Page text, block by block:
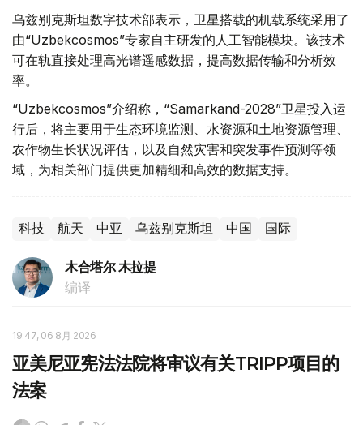
乌兹别克斯坦数字技术部表示，卫星搭载的机载系统采用了
由“Uzbekcosmos”专家自主研发的人工智能模块。该技术
可在轨直接处理高光谱遥感数据，提高数据传输和分析效
率。
“Uzbekcosmos”介绍称，“Samarkand-2028”卫星投入运
行后，将主要用于生态环境监测、水资源和土地资源管理、
农作物生长状况评估，以及自然灾害和突发事件预测等领
域，为相关部门提供更加精细和高效的数据支持。
科技 航天 中亚 乌兹别克斯坦 中国 国际
木合塔尔 木拉提
编译
19:47, 06 8月 2026
亚美尼亚宪法法院将审议有关TRIPP项目的
法案